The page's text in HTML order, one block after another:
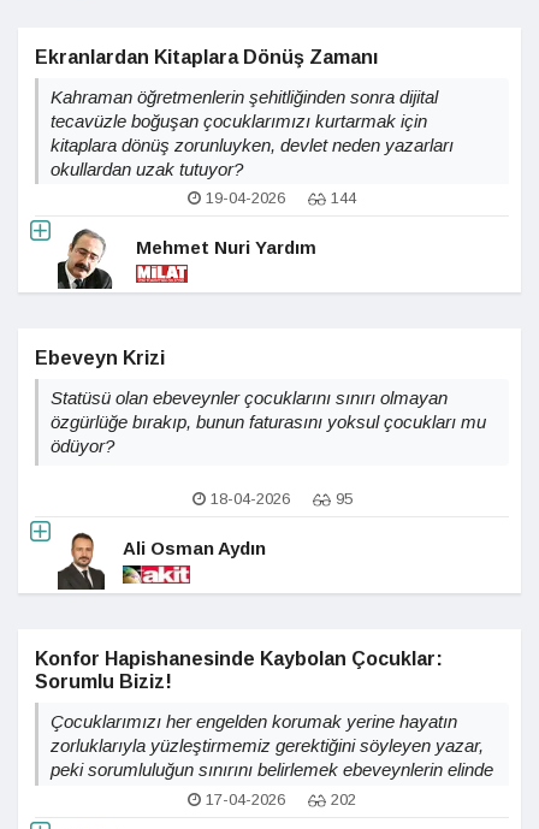
Ekranlardan Kitaplara Dönüş Zamanı
Kahraman öğretmenlerin şehitliğinden sonra dijital
tecavüzle boğuşan çocuklarımızı kurtarmak için
kitaplara dönüş zorunluyken, devlet neden yazarları
okullardan uzak tutuyor?
19-04-2026 144
Mehmet Nuri Yardım
Ebeveyn Krizi
Statüsü olan ebeveynler çocuklarını sınırı olmayan
özgürlüğe bırakıp, bunun faturasını yoksul çocukları mu
ödüyor?
18-04-2026 95
Ali Osman Aydın
Konfor Hapishanesinde Kaybolan Çocuklar:
Sorumlu Biziz!
Çocuklarımızı her engelden korumak yerine hayatın
zorluklarıyla yüzleştirmemiz gerektiğini söyleyen yazar,
peki sorumluluğun sınırını belirlemek ebeveynlerin elinde
17-04-2026 202